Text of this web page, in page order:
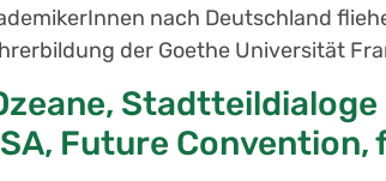
nach Deutschland
der Goethe Universität
Future Convention,